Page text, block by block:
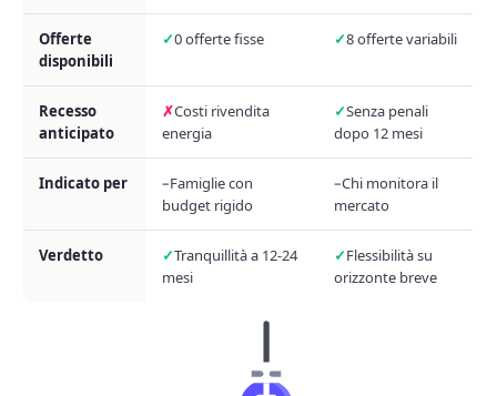
Offerte
disponibili
0 offerte fisse 8 offerte variabili
Recesso
anticipato
Costi rivendita
energia
Senza penali
dopo 12 mesi
Indicato per
Famiglie con
budget rigido
Chi monitora il
mercato
Verdetto
Tranquillità a 12-24
mesi
Flessibilità su
orizzonte breve